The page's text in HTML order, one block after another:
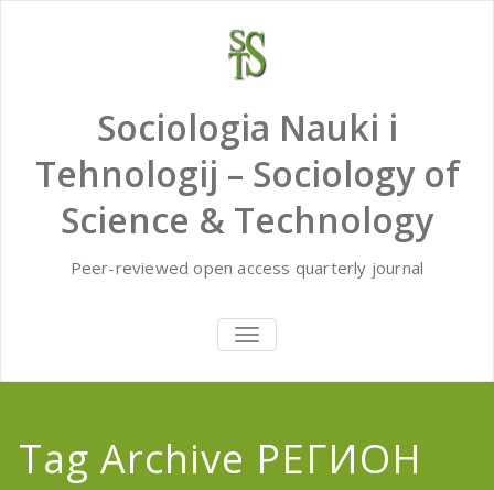
Sociologia Nauki i
Tehnologij – Sociology of
Science & Technology
Peer-reviewed open access quarterly journal
TOGGLE
NAVIGATION
Tag Archive РЕГИОН